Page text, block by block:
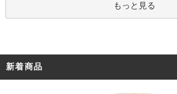
もっと見る
新着商品